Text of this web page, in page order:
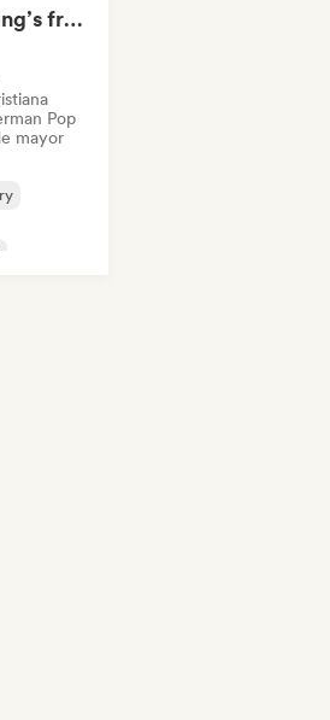
Bloom Box | Spring’s freshest tracks
Pop
mayor